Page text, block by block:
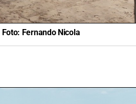
Foto: Fernando Nicola